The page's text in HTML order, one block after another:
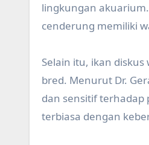
lingkungan
cenderung memiliki
Selain itu, ikan
bred. Menurut Dr.
dan sensitif terhadap
terbiasa dengan